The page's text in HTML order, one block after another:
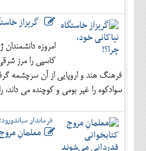
گریزاز
امروزه
کاسپی را مرز
سوادکوه را غیر بومی و کوچنده می داند،
فرماندار میاندورود:
معلمانِ